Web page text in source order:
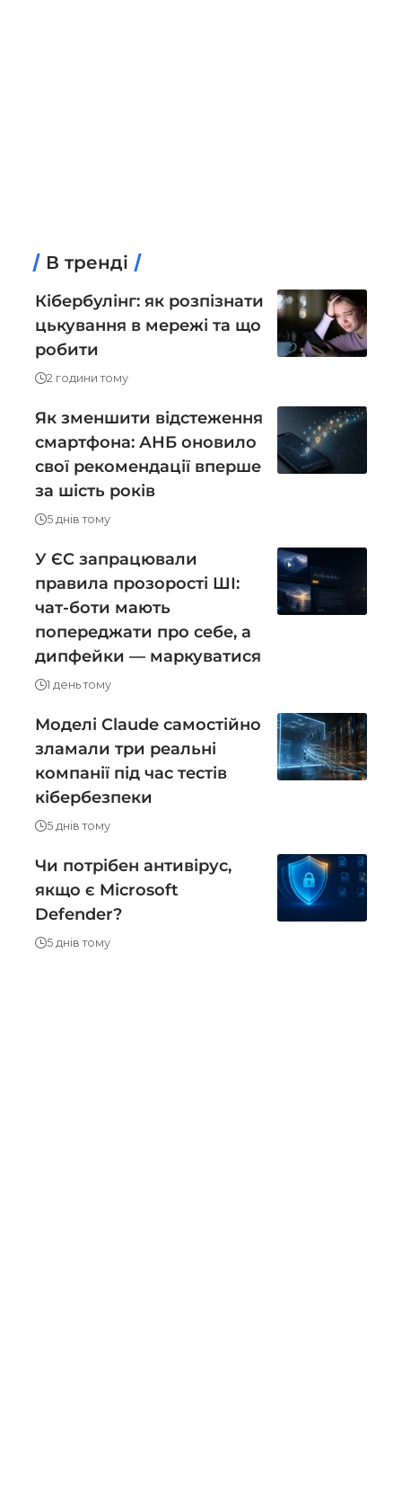
В тренді
Кібербулінг: як розпізнати
цькування в мережі та що
робити
2 години тому
Як зменшити відстеження
смартфона: АНБ оновило
свої рекомендації вперше
за шість років
5 днів тому
У ЄС запрацювали
правила прозорості ШІ:
чат-боти мають
попереджати про себе, а
дипфейки — маркуватися
1 день тому
Моделі Claude самостійно
зламали три реальні
компанії під час тестів
кібербезпеки
5 днів тому
Чи потрібен антивірус,
якщо є Microsoft
Defender?
5 днів тому